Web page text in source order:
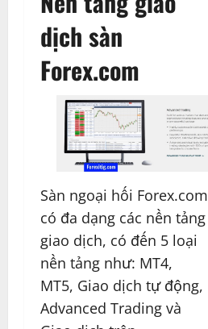
dịch sàn
Forex.com
Sàn ngoại hối Forex.com
có đa dạng các nền tảng
giao dịch, có đến 5 loại
nền tảng như: MT4,
MT5, Giao dịch tự động,
Advanced Trading và